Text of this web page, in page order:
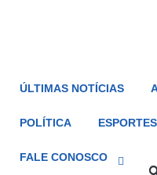
ÚLTIMAS NOTÍCIAS
POLÍTICA ESPORTES
FALE CONOSCO